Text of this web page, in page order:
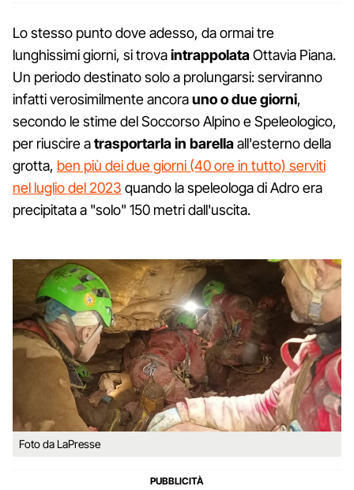
Lo stesso punto dove adesso, da ormai tre
lunghissimi giorni, si trovaintrappolataOttavia Piana.
Un periodo destinato solo a prolungarsi: serviranno
infatti verosimilmente ancorauno o due giorni,
secondo le stime del Soccorso Alpino e Speleologico,
per riuscire atrasportarla in barellaall'esterno della
grotta, ben più dei due giorni (40 ore in tutto) serviti
nel luglio del 2023 quando la speleologa di Adro era
precipitata a "solo" 150 metri dall'uscita.
Foto da LaPresse